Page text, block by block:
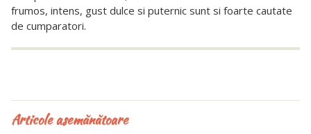
frumos, intens, gust dulce si puternic sunt si foarte cautate
de cumparatori.
Articole asemănătoare